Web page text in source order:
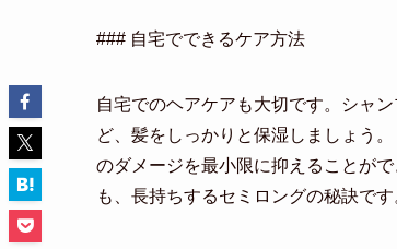
### 自宅でできるケア方法
自宅でのヘアケアも大切です。シャ
ど、髪をしっかりと保湿しましょう
のダメージを最小限に抑えることが
も、長持ちするセミロングの秘訣です